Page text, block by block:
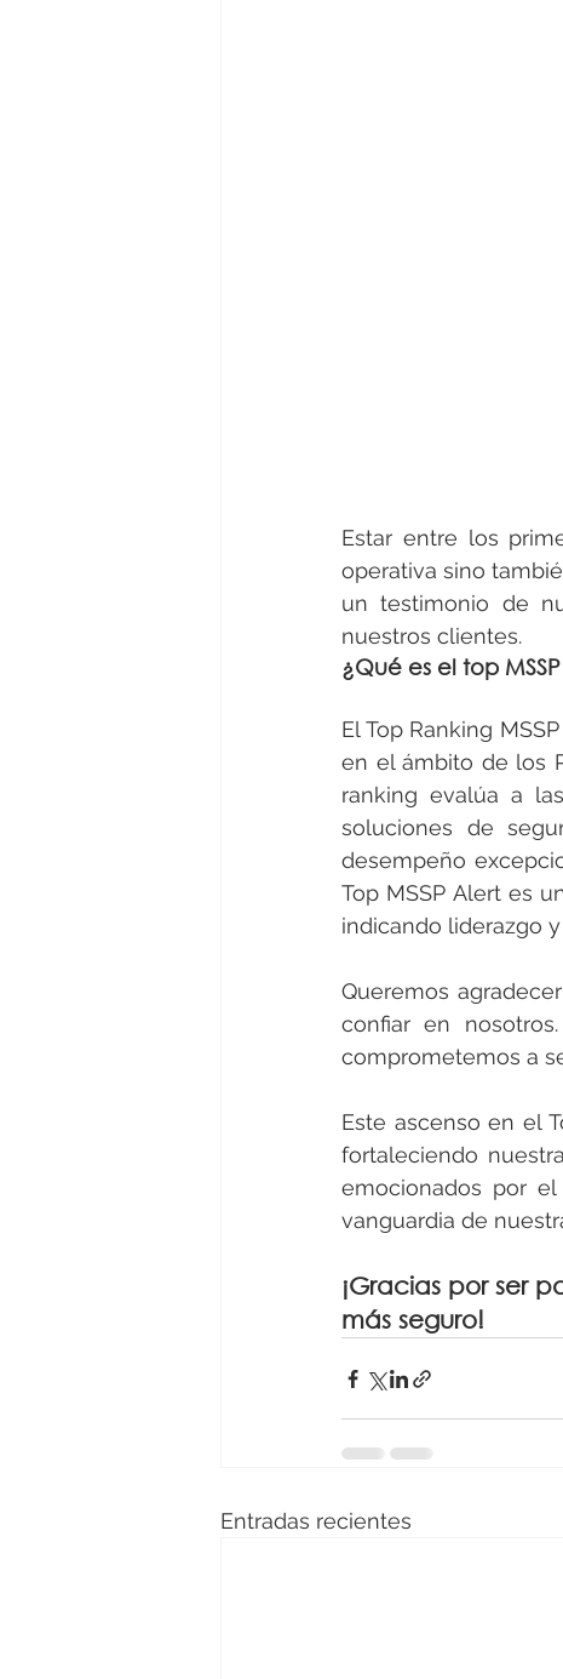
Estar entre los
operativa sino
un testimonio de
nuestros clientes.
¿Qué es el top
El Top Ranking
en el ámbito de los
ranking evalúa a
soluciones de
desempeño
Top MSSP Alert es
indicando liderazgo
Queremos
confiar en
comprometemos a
Este ascenso en el
fortaleciendo
emocionados por
vanguardia de
¡Gracias por ser
más seguro!
Entradas recientes